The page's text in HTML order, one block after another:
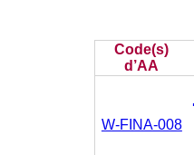
Code(s)
d’AA
W-FINA-008